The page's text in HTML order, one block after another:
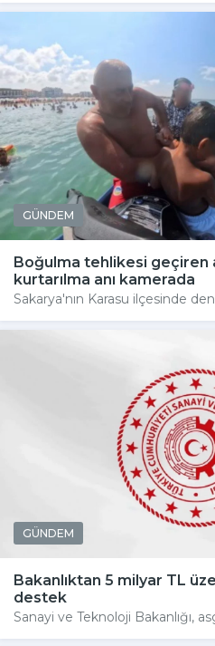
GÜNDEM
Boğulma tehlikesi geçiren
kurtarılma anı kamerada
Sakarya'nın Karasu ilçesinde
GÜNDEM
Bakanlıktan 5 milyar TL
destek
Sanayi ve Teknoloji Bakanlığı,